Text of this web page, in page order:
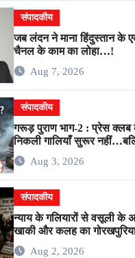
संपादकीय
जब लंदन ने माना हिंदुस्तान के
चैनल के काम का लोहा…!
Aug 7, 2026
संपादकीय
गरूड़ पुराण भाग-2 : प्रेस
निकली गालियाँ सुरूर
के शोषण की चीख थी !
Aug 3, 2026
संपादकीय
न्याय के गलियारों से वसूली के
खाकी और कलह का
Aug 2, 2026